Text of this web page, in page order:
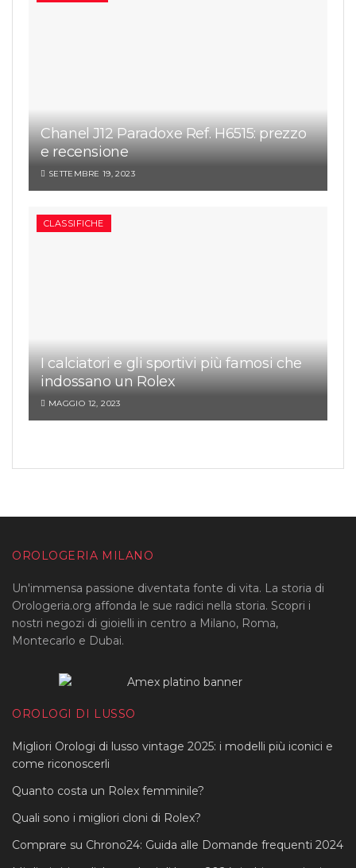
Chanel J12 Paradoxe Ref. H6515: prezzo
e recensione
SETTEMBRE 19, 2023
CLASSIFICHE
I calciatori e gli sportivi più famosi che
indossano un Rolex
MAGGIO 12, 2023
OROLOGERIA MILANO
Un'immensa passione diventata fonte di vita. La storia di
Orologeria.org affonda le sue radici nella storia. Scopri i
nostri negozi di gioielli in centro a Milano, Roma,
Montecarlo e Dubai.
OROLOGI DI LUSSO
Migliori Orologi di lusso vintage 2025: i modelli più iconici e
come riconoscerli
Quanto costa un Rolex femminile?
Quali sono i migliori cloni di Rolex?
Comprare su Chrono24: Guida alle Domande frequenti 2024